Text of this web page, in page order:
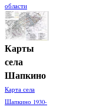
области
Карты
села
Шапкино
Карта села
Шапкино 1930-